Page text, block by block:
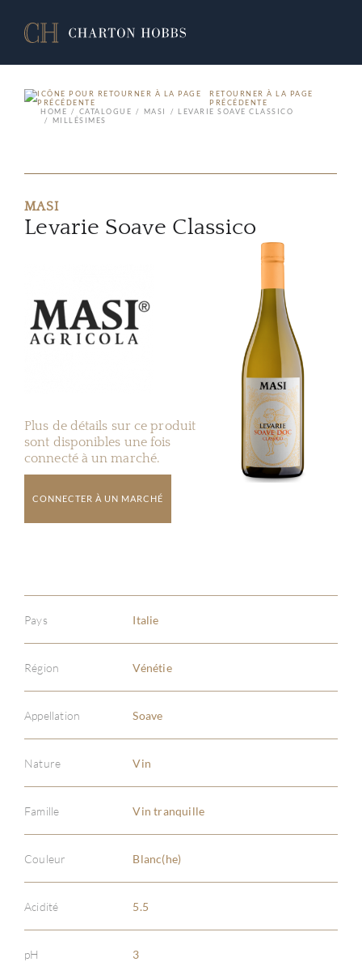
RETOURNER À LA PAGE
PRÉCÉDENTE
HOME
CATALOGUE MASI
LEVARIE SOAVE CLASSICO
MILLÉSIMES
MASI
Levarie Soave Classico
Plus de détails sur ce produit
sont disponibles une fois
connecté à un marché.
CONNECTER À UN MARCHÉ
Pays Italie
Région Vénétie
Appellation Soave
Nature Vin
Famille Vin tranquille
Couleur Blanc(he)
Acidité 5.5
pH 3